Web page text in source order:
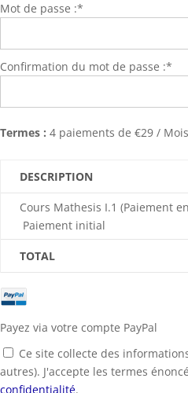
Mot de passe :*
Confirmation du mot de passe :*
Termes : 4 paiements de €29 / Mois
DESCRIPTION
Cours Mathesis I.1 (Paiement
Paiement initial
TOTAL
Payez via votre compte PayPal
Ce site collecte des
autres). J'accepte les termes
confidentialité.